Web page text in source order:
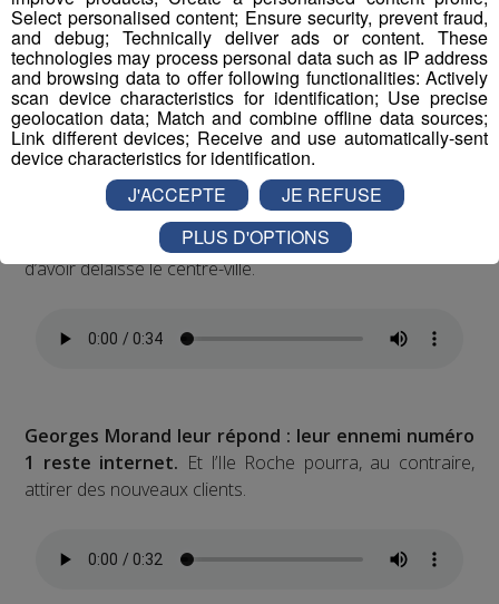
Les commerçants du centre-ville reprochent au
maire de Sallanches de ne pas les soutenir et
d’encourager la désertification du centre-
Isabelle Gonzalez, tient une agence immobilière
près de la place Charles Albert. Elle en veut au maire
d’avoir délaissé le centre-ville.
Georges Morand leur répond : leur ennemi numéro
1 reste internet. Et l’Ile Roche pourra, au contraire,
attirer des nouveaux clients.
Select personalised content; Ensure security, prevent fraud,
and debug; Technically deliver ads or content. These
technologies may process personal data such as IP address
and browsing data to offer following functionalities: Actively
scan device characteristics for identification; Use precise
geolocation data; Match and combine offline data sources;
Link different devices; Receive and use automatically-sent
device characteristics for identification.
J'ACCEPTE
JE REFUSE
PLUS D'OPTIONS